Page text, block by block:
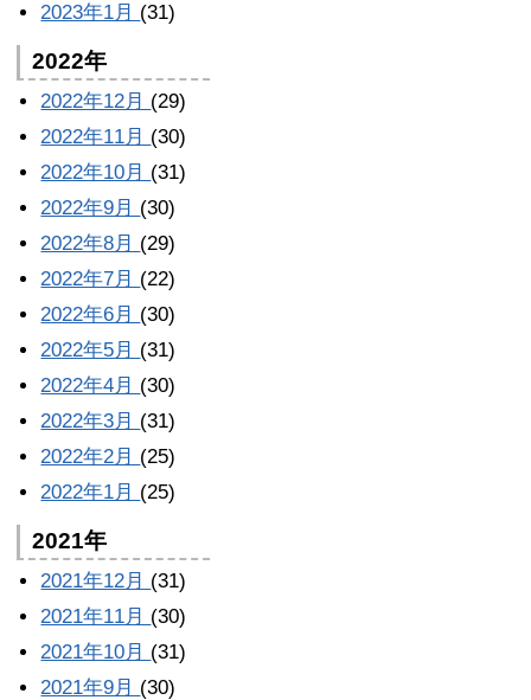
2023年1月 (31)
2022年
2022年12月 (29)
2022年11月 (30)
2022年10月 (31)
2022年9月 (30)
2022年8月 (29)
2022年7月 (22)
2022年6月 (30)
2022年5月 (31)
2022年4月 (30)
2022年3月 (31)
2022年2月 (25)
2022年1月 (25)
2021年
2021年12月 (31)
2021年11月 (30)
2021年10月 (31)
2021年9月 (30)